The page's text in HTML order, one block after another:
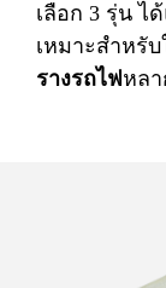
เลือก 3 รุ่น ไ
เหมาะสำหรั
รางรถไฟหล